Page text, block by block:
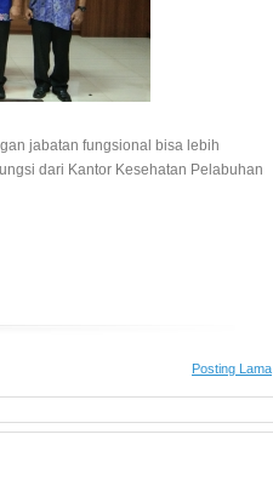
jabatan fungsional bisa lebih
dari Kantor Kesehatan Pelabuhan
Posting Lama